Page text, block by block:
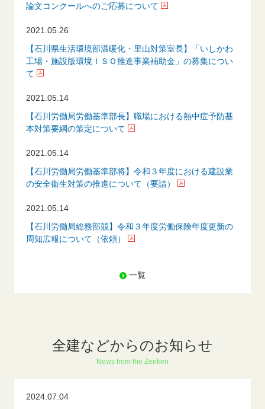
論文コンクールへのご応募について
2021.05.26
【石川県生活環境部温暖化・里山対策室長】「いしかわ
工場・施設版環境ＩＳＯ推進事業補助金」の募集につい
て
2021.05.14
【石川労働局労働基準部長】職場における熱中症予防基
本対策要綱の策定について
2021.05.14
【石川労働局労働基準部将】令和３年度における建設業
の安全衛生対策の推進について（要請）
2021.05.14
【石川労働局総務部競】令和３年度労働保険年度更新の
周知広報について（依頼）
一覧
全建などからのお知らせ
News from the Zenken
2024.07.04